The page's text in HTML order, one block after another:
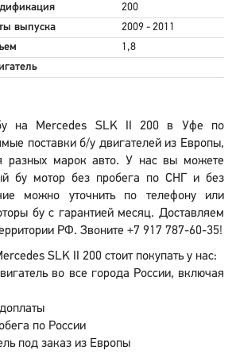
200
выпуска
2009 - 2011
1,8
на Mercedes SLK II 200 в Уфе по
поставки б/у двигателей из Европы,
марок авто. У нас вы можете
бу мотор без пробега по СНГ и без
можно уточнить по телефону или
бу с гарантией месяц. Доставляем
РФ. Звоните +7 917 787-60-35!
SLK II 200 стоит покупать у нас:
во все города России, включая
по России
под заказ из Европы